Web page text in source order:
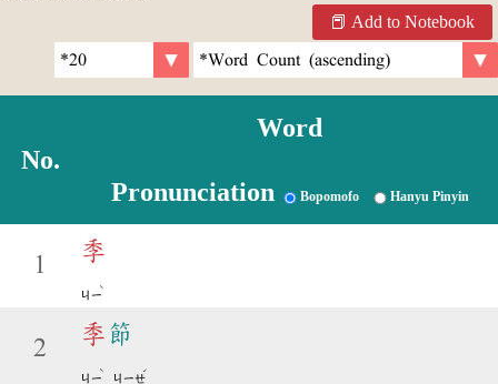
Add to Notebook
No.
Word
Pronunciation Bopomofo Hanyu Pinyin
1
季
ㄐㄧ
ˋ
2
季 節
ㄐㄧ
ˋ
ㄐㄧㄝ
ˊ